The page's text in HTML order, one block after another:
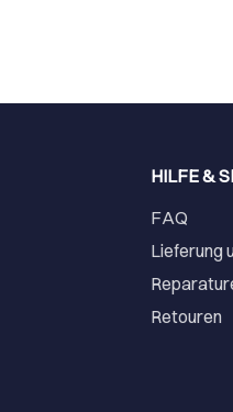
HILFE &
FAQ
Lieferung
Retouren